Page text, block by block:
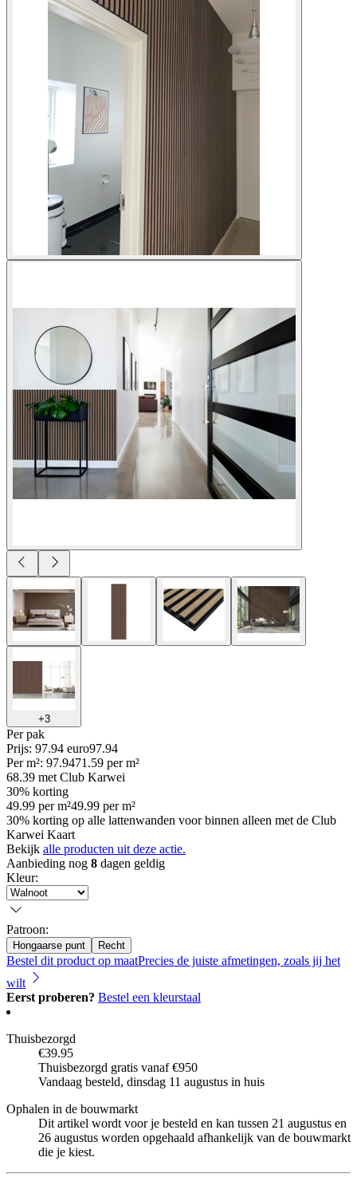
+3
Per pak
Prijs: 97.94 euro97.94
Per m²: 97.9471.59 per m²
68.39 met Club Karwei
30% korting
49.99 per m²49.99 per m²
30% korting op alle lattenwanden voor binnen alleen met de Club
Karwei Kaart
Bekijk alle producten uit deze actie.
Aanbieding nog 8 dagen geldig
Kleur:
Patroon:
Hongaarse punt Recht
Bestel dit product op maatPrecies de juiste afmetingen, zoals jij het
wilt
Eerst proberen? Bestel een kleurstaal
Thuisbezorgd
€39.95
Thuisbezorgd gratis vanaf €950
Vandaag besteld, dinsdag 11 augustus in huis
Ophalen in de bouwmarkt
Dit artikel wordt voor je besteld en kan tussen 21 augustus en
26 augustus worden opgehaald afhankelijk van de bouwmarkt
die je kiest.